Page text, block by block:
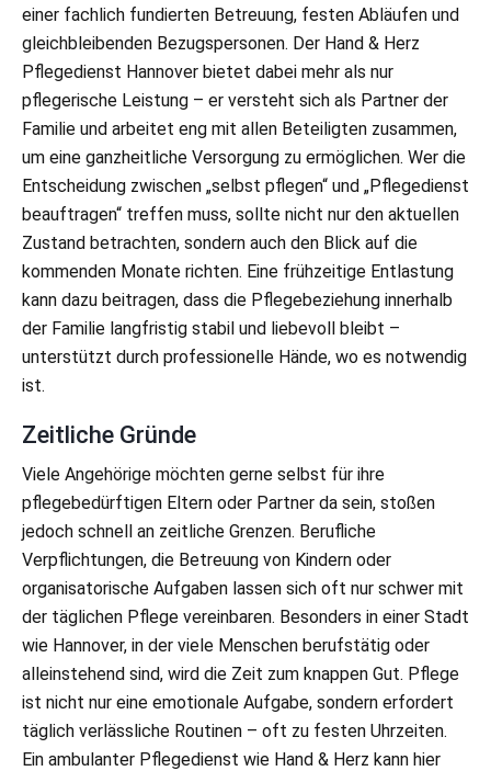
einer fachlich fundierten Betreuung, festen Abläufen und
gleichbleibenden Bezugspersonen. Der Hand & Herz
Pflegedienst Hannover bietet dabei mehr als nur
pflegerische Leistung – er versteht sich als Partner der
Familie und arbeitet eng mit allen Beteiligten zusammen,
um eine ganzheitliche Versorgung zu ermöglichen. Wer die
Entscheidung zwischen „selbst pflegen“ und „Pflegedienst
beauftragen“ treffen muss, sollte nicht nur den aktuellen
Zustand betrachten, sondern auch den Blick auf die
kommenden Monate richten. Eine frühzeitige Entlastung
kann dazu beitragen, dass die Pflegebeziehung innerhalb
der Familie langfristig stabil und liebevoll bleibt –
unterstützt durch professionelle Hände, wo es notwendig
ist.
Zeitliche Gründe
Viele Angehörige möchten gerne selbst für ihre
pflegebedürftigen Eltern oder Partner da sein, stoßen
jedoch schnell an zeitliche Grenzen. Berufliche
Verpflichtungen, die Betreuung von Kindern oder
organisatorische Aufgaben lassen sich oft nur schwer mit
der täglichen Pflege vereinbaren. Besonders in einer Stadt
wie Hannover, in der viele Menschen berufstätig oder
alleinstehend sind, wird die Zeit zum knappen Gut. Pflege
ist nicht nur eine emotionale Aufgabe, sondern erfordert
täglich verlässliche Routinen – oft zu festen Uhrzeiten.
Ein ambulanter Pflegedienst wie Hand & Herz kann hier